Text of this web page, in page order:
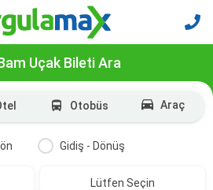
Uçak Bileti Ara
Otobüs Araç
Gidiş - Dönüş
Lütfen Seçin